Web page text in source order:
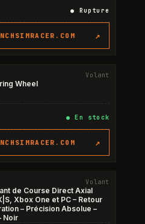
● Rupture
↗
Volant
Wheel
●En stock
↗
Volant
de Course Direct Axial
Xbox One et PC – Retour
– Précision Absolue –
Noir